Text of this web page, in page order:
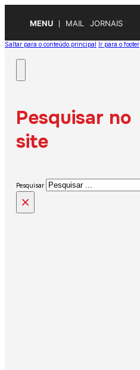
MENU MAIL JORNAIS
Saltar para o conteúdo principal Ir para o footer
Pesquisar no
site
Pesquisar
×